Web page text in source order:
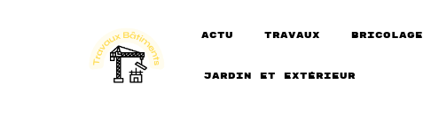
actu travaux Bricolage
Jardin et extérieur